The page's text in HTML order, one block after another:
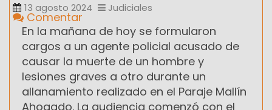
13 agosto 2024 Judiciales
Comentar
En la mañana de hoy se formularon
cargos a un agente policial acusado de
causar la muerte de un hombre y
lesiones graves a otro durante un
allanamiento realizado en el Paraje Mallín
Ahogado. La audiencia comenzó con el